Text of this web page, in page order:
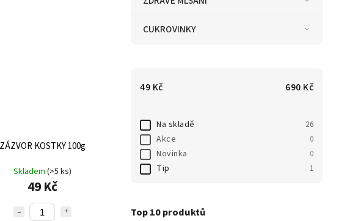
CUKROVINKY
49 Kč 690 Kč
Na skladě 26
Akce 0
Novinka 0
Tip 1
Top 10 produktů
ZÁZVOR KOSTKY 100g
Skladem (>5 ks)
49 Kč